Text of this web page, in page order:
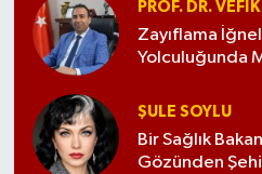
PROF. DR.
Zayıflama
Yolculuğunda
ŞULE SOYLU
Bir Sağlık
Gözünden